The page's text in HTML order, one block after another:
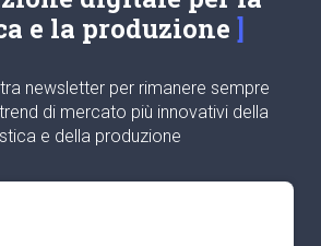
e la produzione
newsletter per rimanere sempre
di mercato più innovativi della
e della produzione